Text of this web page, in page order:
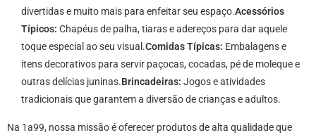
divertidas e muito mais para enfeitar seu espaço.Acessórios
Típicos: Chapéus de palha, tiaras e adereços para dar aquele
toque especial ao seu visual.Comidas Típicas: Embalagens e
itens decorativos para servir paçocas, cocadas, pé de moleque e
outras delícias juninas.Brincadeiras: Jogos e atividades
tradicionais que garantem a diversão de crianças e adultos.
Na 1a99, nossa missão é oferecer produtos de alta qualidade que